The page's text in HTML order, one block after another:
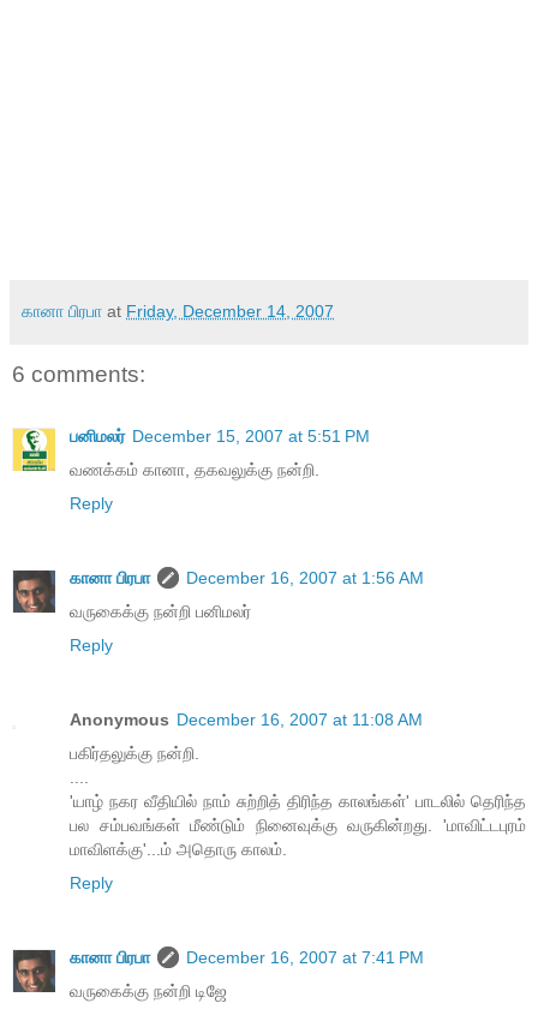
கானா பிரபா at Friday, December 14, 2007
6 comments:
பனிமலர் December 15, 2007 at 5:51 PM
வணக்கம் கானா, தகவலுக்கு நன்றி.
Reply
கானா பிரபா
December 16, 2007 at 1:56 AM
வருகைக்கு நன்றி பனிமலர்
Reply
Anonymous December 16, 2007 at 11:08 AM
பகிர்தலுக்கு நன்றி.
'யாழ் நகர வீதியில் நாம் சுற்றித் திரிந்த காலங்கள்' பாடலில் தெரிந்த
பல சம்பவங்கள் மீண்டும் நினைவுக்கு வருகின்றது. 'மாவிட்டபுரம்
மாவிளக்கு'...ம் அதொரு காலம்.
Reply
கானா பிரபா
December 16, 2007 at 7:41 PM
வருகைக்கு நன்றி டிஜே